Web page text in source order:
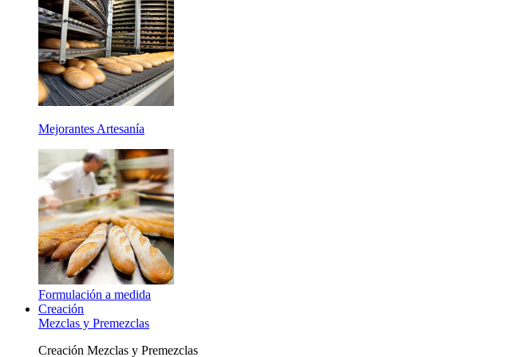
Mejorantes Artesanía
Formulación a medida
Creación
Mezclas y Premezclas
Creación Mezclas y Premezclas